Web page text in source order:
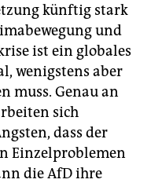
künftig stark
und
ist ein globales
wenigstens aber
muss. Genau an
sich
dass der
Einzelproblemen
die AfD ihre